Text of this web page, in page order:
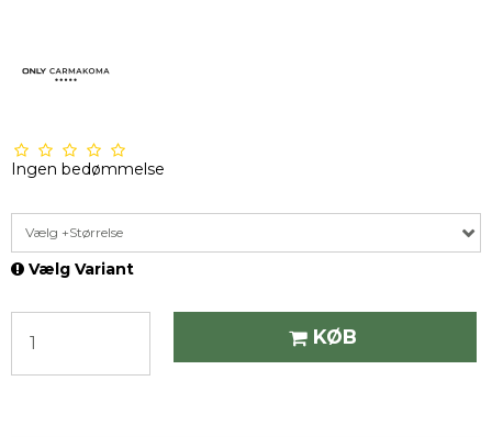
Ingen bedømmelse
Vælg +Størrelse
Vælg Variant
KØB